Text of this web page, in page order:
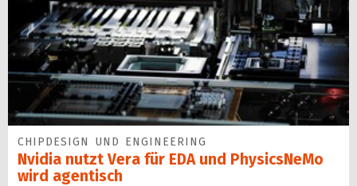
CHIPDESIGN UND ENGINEERING
Nvidia nutzt Vera für EDA und PhysicsNeMo
wird agentisch